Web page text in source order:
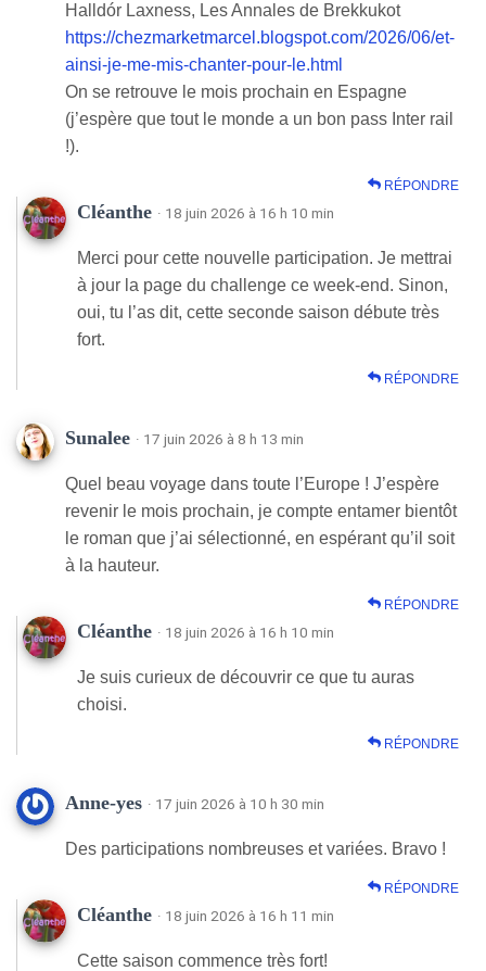
Halldór Laxness, Les Annales de Brekkukot
https://chezmarketmarcel.blogspot.com/2026/06/et-
ainsi-je-me-mis-chanter-pour-le.html
On se retrouve le mois prochain en Espagne
(j’espère que tout le monde a un bon pass Inter rail
!).
RÉPONDRE
Cléanthe · 18 juin 2026 à 16 h 10 min
Merci pour cette nouvelle participation. Je mettrai
à jour la page du challenge ce week-end. Sinon,
oui, tu l’as dit, cette seconde saison débute très
fort.
RÉPONDRE
Sunalee · 17 juin 2026 à 8 h 13 min
Quel beau voyage dans toute l’Europe ! J’espère
revenir le mois prochain, je compte entamer bientôt
le roman que j’ai sélectionné, en espérant qu’il soit
à la hauteur.
RÉPONDRE
Cléanthe · 18 juin 2026 à 16 h 10 min
Je suis curieux de découvrir ce que tu auras
choisi.
RÉPONDRE
Anne-yes · 17 juin 2026 à 10 h 30 min
Des participations nombreuses et variées. Bravo !
RÉPONDRE
Cléanthe · 18 juin 2026 à 16 h 11 min
Cette saison commence très fort!